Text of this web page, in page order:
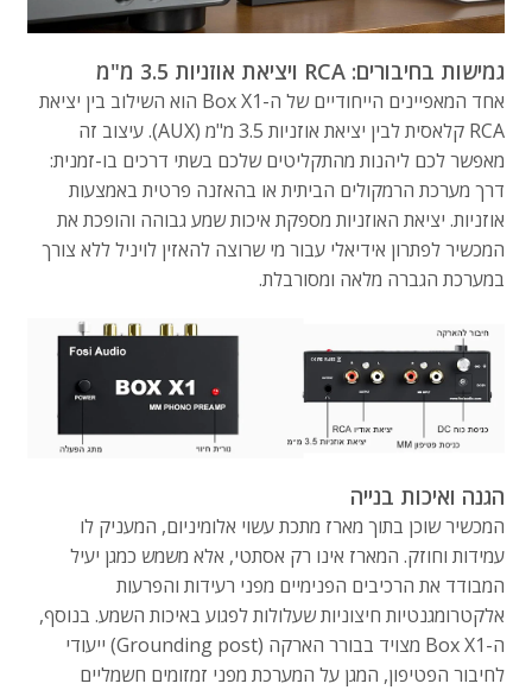
גמישות בחיבורים: RCA ויציאת אוזניות 3.5 מ"מ
אחד המאפיינים הייחודיים של ה-Box X1 הוא השילוב בין יציאת
RCA קלאסית לבין יציאת אוזניות 3.5 מ"מ (AUX). עיצוב זה
מאפשר לכם ליהנות מהתקליטים שלכם בשתי דרכים בו-זמנית:
דרך מערכת הרמקולים הביתית או בהאזנה פרטית באמצעות
אוזניות. יציאת האוזניות מספקת איכות שמע גבוהה והופכת את
המכשיר לפתרון אידיאלי עבור מי שרוצה להאזין לויניל ללא צורך
במערכת הגברה מלאה ומסורבלת.
הגנה ואיכות בנייה
המכשיר שוכן בתוך מארז מתכת עשוי אלומיניום, המעניק לו
עמידות וחוזק. המארז אינו רק אסתטי, אלא משמש כמגן יעיל
המבודד את הרכיבים הפנימיים מפני רעידות והפרעות
אלקטרומגנטיות חיצוניות שעלולות לפגוע באיכות השמע. בנוסף,
ה-Box X1 מצויד בבורר הארקה (Grounding post) ייעודי
לחיבור הפטיפון, המגן על המערכת מפני זמזומים חשמליים